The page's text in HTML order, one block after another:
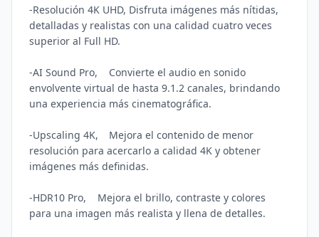
-Resolución 4K UHD, Disfruta imágenes más nítidas,
detalladas y realistas con una calidad cuatro veces
superior al Full HD.
-AI Sound Pro,	Convierte el audio en sonido
envolvente virtual de hasta 9.1.2 canales, brindando
una experiencia más cinematográfica.
-Upscaling 4K,	Mejora el contenido de menor
resolución para acercarlo a calidad 4K y obtener
imágenes más definidas.
-HDR10 Pro,	Mejora el brillo, contraste y colores
para una imagen más realista y llena de detalles.